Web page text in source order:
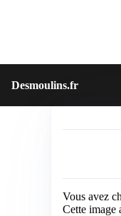
Desmoulins.fr
Vous avez
Cette image